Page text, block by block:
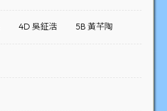
4D 吳鉦浩 5B 黃芊陶